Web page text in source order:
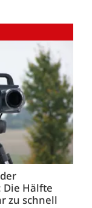
Hälfte
zu schnell